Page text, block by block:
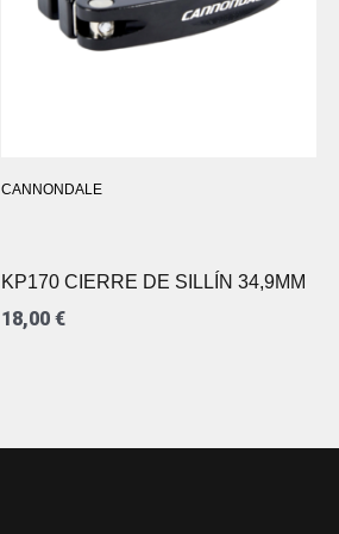
CANNONDALE
KP170 CIERRE DE SILLÍN 34,9MM
18,00 €